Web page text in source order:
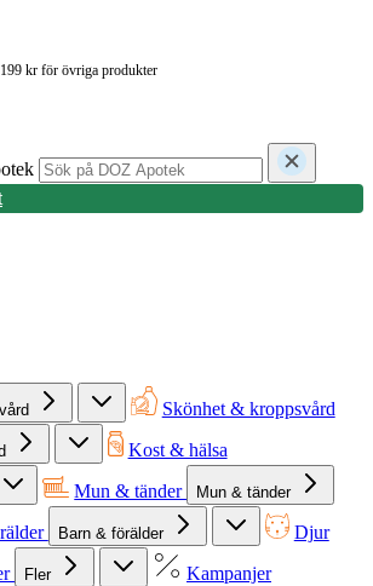
kr för övriga produkter
Skönhet & kroppsvård
Kost & hälsa
Mun & tänder Mun & tänder
Barn & förälder Djur
Fler Kampanjer